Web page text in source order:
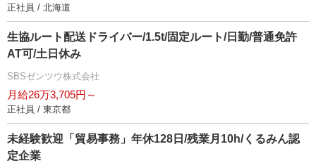
正社員 / 北海道
生協ルート配送ドライバー/1.5t/固定ルート/日勤/普通免許
AT可/土日休み
SBSゼンツウ株式会社
月給26万3,705円～
正社員 / 東京都
未経験歓迎「貿易事務」年休128日/残業月10h/くるみん認
定企業